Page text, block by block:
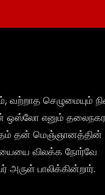
வற்றாத செழுமையும்
ஒஸ்லோ எனும்
தன் மெஞ்ஞானத்தின்
விலக்க நோர்வே
அருள் பாலிக்கின்றார்.